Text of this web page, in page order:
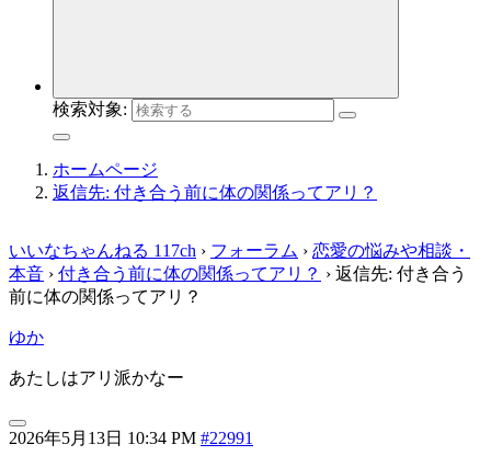
検索対象:
ホームページ
返信先: 付き合う前に体の関係ってアリ？
いいなちゃんねる 117ch › フォーラム › 恋愛の悩みや相談・
本音 › 付き合う前に体の関係ってアリ？ › 返信先: 付き合う
前に体の関係ってアリ？
2026年5月13日 10:34 PM #22991
ゆか
あたしはアリ派かなー